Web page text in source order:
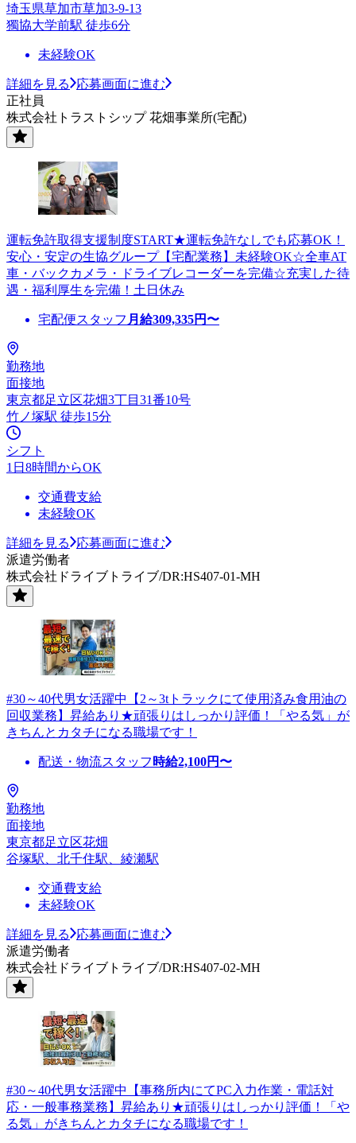
埼玉県草加市草加3-9-13
獨協大学前駅 徒歩6分
未経験OK
詳細を見る
応募画面に進む
正社員
株式会社トラストシップ 花畑事業所(宅配)
運転免許取得支援制度START★運転免許なしでも応募OK！
安心・安定の生協グループ【宅配業務】未経験OK☆全車AT
車・バックカメラ・ドライブレコーダーを完備☆充実した待
遇・福利厚生を完備！土日休み
宅配便スタッフ 月給309,335円〜
勤務地
面接地
東京都足立区花畑3丁目31番10号
竹ノ塚駅 徒歩15分
シフト
1日8時間からOK
交通費支給
未経験OK
詳細を見る
応募画面に進む
派遣労働者
株式会社ドライブトライブ/DR:HS407-01-MH
#30～40代男女活躍中【2～3tトラックにて使用済み食用油の
回収業務】昇給あり★頑張りはしっかり評価！「やる気」が
きちんとカタチになる職場です！
配送・物流スタッフ 時給2,100円〜
勤務地
面接地
東京都足立区花畑
谷塚駅、北千住駅、綾瀬駅
交通費支給
未経験OK
詳細を見る
応募画面に進む
派遣労働者
株式会社ドライブトライブ/DR:HS407-02-MH
#30～40代男女活躍中【事務所内にてPC入力作業・電話対
応・一般事務業務】昇給あり★頑張りはしっかり評価！「や
る気」がきちんとカタチになる職場です！